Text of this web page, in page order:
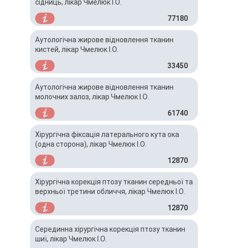
сідниць, лікар Чмелюк І.О.
77180
Аутологічна жирове відновлення тканин
кистей, лікар Чмелюк І.О.
33450
Аутологічна жирове відновлення тканин
молочних залоз, лікар Чмелюк І.О.
61740
Хірургічна фіксація латерального кута ока
(одна сторона), лікар Чмелюк І.О.
12870
Хірургічна корекція птозу тканин середньої та
верхньої третини обличчя, лікар Чмелюк І.О.
12870
Серединна хірургічна корекція птозу тканин
шиї, лікар Чмелюк І.О.